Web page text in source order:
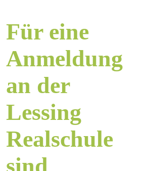
Für eine
Anmeldung
an der
Lessing
Realschule
sind